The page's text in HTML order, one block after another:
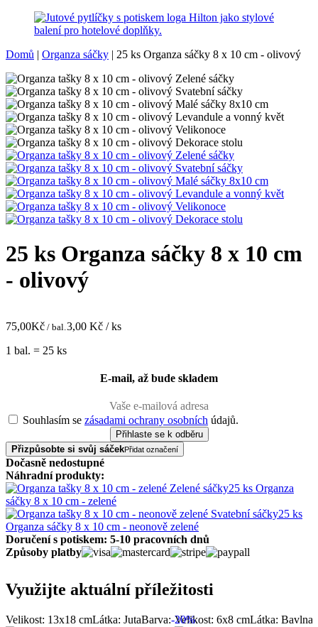
Domů | Organza sáčky | 25 ks Organza sáčky 8 x 10 cm - olivový
25 ks Organza sáčky 8 x 10 cm
- olivový
75,00Kč / bal.
1 bal. = 25 ks
3,00 Kč / ks
E-mail, až bude skladem
Souhlasím se zásadami ochrany osobních údajů.
Přizpůsobte si svůj sáčekPřidat označení
Dočasně nedostupné
Náhradní produkty:
25 ks Organza
sáčky 8 x 10 cm - zelené
25 ks
Organza sáčky 8 x 10 cm - neonově zelené
Doručení s potiskem: 5-10 pracovních dnů
Způsoby platby
Využijte aktuální příležitosti
Velikost: 13x18 cmLátka: JutaBarva:-20%
Velikost: 6x8 cmLátka: Bavlna